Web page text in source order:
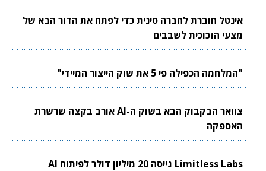
אינטל חוברת לחברה סינית כדי לפתח את הדור הבא של
מצעי הזכוכית לשבבים
"המלחמה הכפילה פי 5 את שוק הייצור המיידי"
צוואר הבקבוק הבא בשוק ה-AI אורב בקצה שרשרת
האספקה
Limitless Labs גייסה 20 מיליון דולר לפיתוח AI